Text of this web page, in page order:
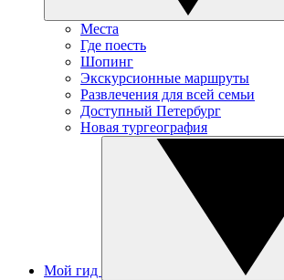
Места
Где поесть
Шопинг
Экскурсионные маршруты
Развлечения для всей семьи
Доступный Петербург
Новая тургеография
Мой гид